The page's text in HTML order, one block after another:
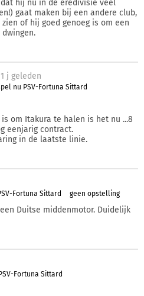
hij nu in de eredivisie veel
gaat maken bij een andere club,
of hij goed genoeg is om een
1 j geleden
nu PSV-Fortuna Sittard
om Itakura te halen is het nu ...8
eenjarig contract.
in de laatste linie.
Fortuna Sittard geen opstelling
Duitse middenmotor. Duidelijk
Fortuna Sittard